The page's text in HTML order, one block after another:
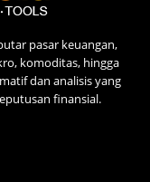
pasar keuangan,
komoditas, hingga
dan analisis yang
finansial.